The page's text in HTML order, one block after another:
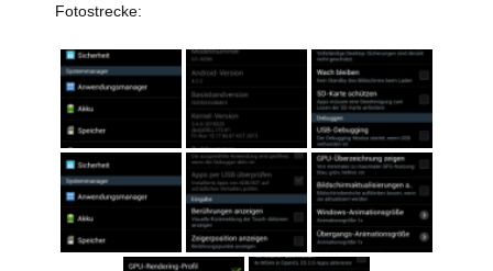
Fotostrecke: